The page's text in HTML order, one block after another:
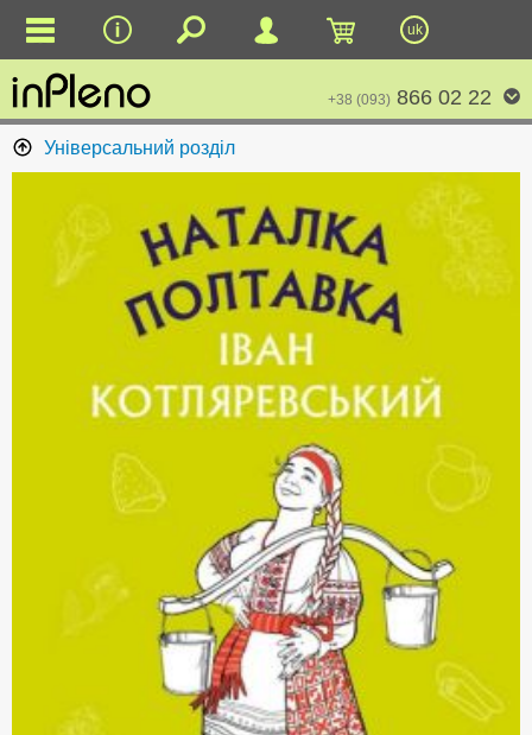
uk
+38 (093) 866 02 22
Універсальний розділ